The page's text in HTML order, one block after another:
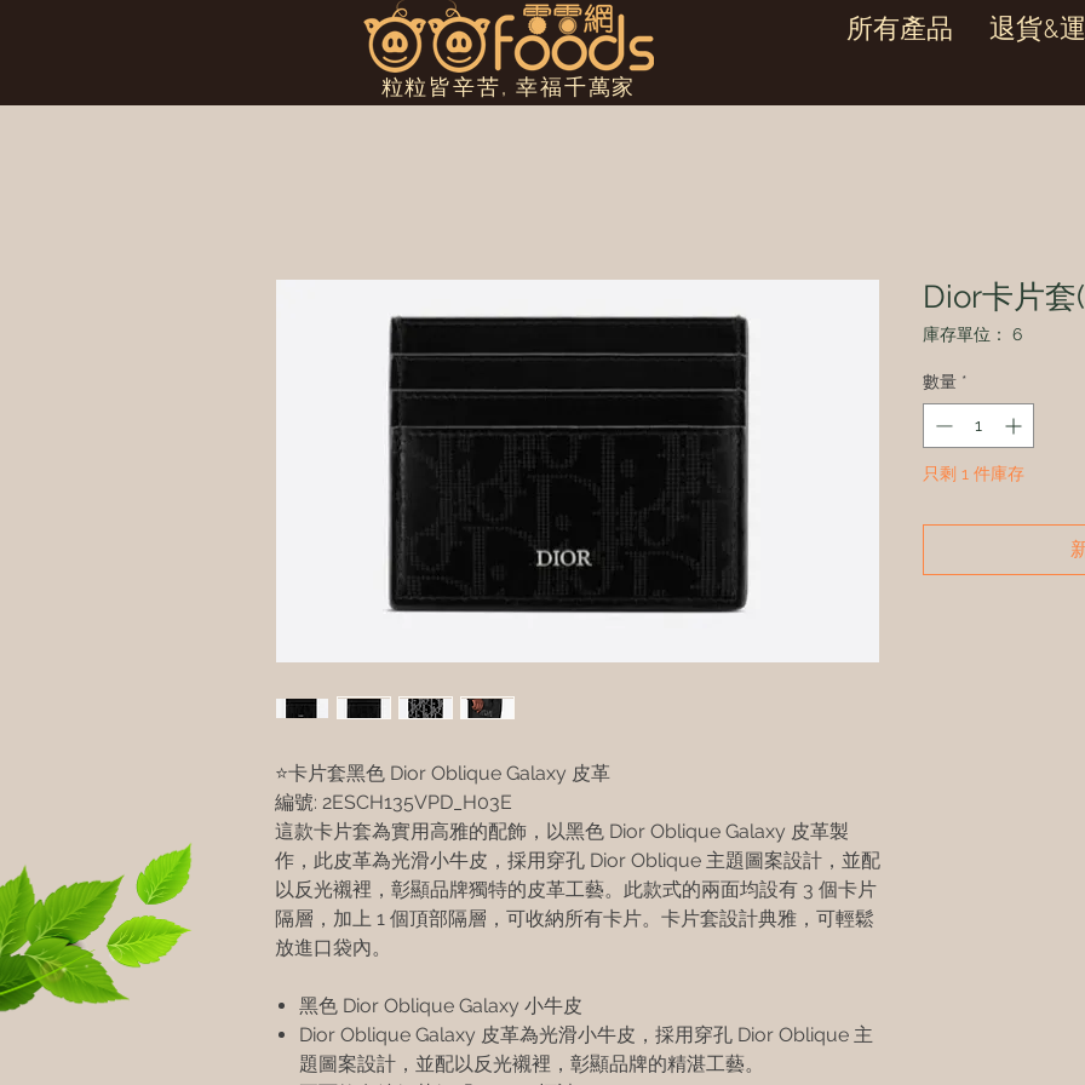
粒粒皆辛苦, 幸福千萬家
所有產品 退貨&
⭐卡片套黑色 Dior Oblique Galaxy 皮革
編號: 2ESCH135VPD_H03E
這款卡片套為實用高雅的配飾，以黑色 Dior Oblique Galaxy 皮革製
作，此皮革為光滑小牛皮，採用穿孔 Dior Oblique 主題圖案設計，並配
以反光襯裡，彰顯品牌獨特的皮革工藝。此款式的兩面均設有 3 個卡片
隔層，加上 1 個頂部隔層，可收納所有卡片。卡片套設計典雅，可輕鬆
放進口袋內。
黑色 Dior Oblique Galaxy 小牛皮
Dior Oblique Galaxy 皮革為光滑小牛皮，採用穿孔 Dior Oblique 主
題圖案設計，並配以反光襯裡，彰顯品牌的精湛工藝。
Dior卡片套
庫存單位： 6
數量 *
只剩 1 件庫存